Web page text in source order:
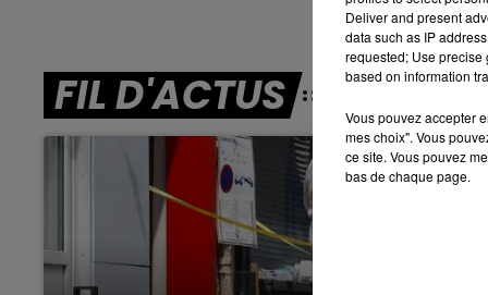
FIL D'ACTUS
Deliver and present
data such as IP
requested; Use precise
based on information
Vous pouvez accepter
mes choix". Vous
ce site. Vous pouvez
bas de chaque page.